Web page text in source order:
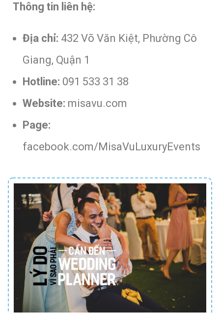
Thông tin liên hệ:
Địa chỉ: 432 Võ Văn Kiệt, Phường Cô
Giang, Quận 1
Hotline: 091 533 31 38
Website: misavu.com
Page:
facebook.com/MisaVuLuxuryEvents